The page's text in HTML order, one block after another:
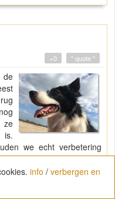
" quote "
+0
de
ze
is.
we echt verbetering
hadden antibiotica
info / verbergen en